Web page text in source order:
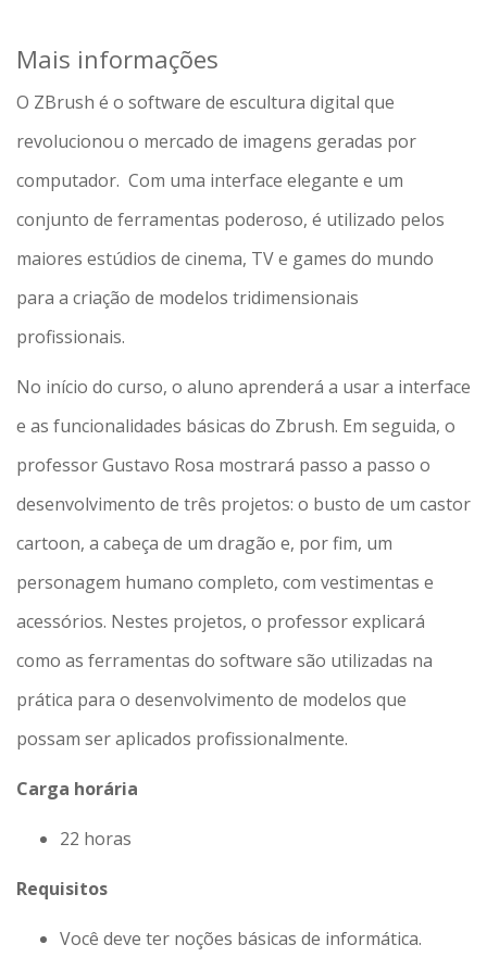
Mais informações
O ZBrush é o software de escultura digital que
revolucionou o mercado de imagens geradas por
computador. Com uma interface elegante e um
conjunto de ferramentas poderoso, é utilizado pelos
maiores estúdios de cinema, TV e games do mundo
para a criação de modelos tridimensionais
profissionais.
No início do curso, o aluno aprenderá a usar a interface
e as funcionalidades básicas do Zbrush. Em seguida, o
professor Gustavo Rosa mostrará passo a passo o
desenvolvimento de três projetos: o busto de um castor
cartoon, a cabeça de um dragão e, por fim, um
personagem humano completo, com vestimentas e
acessórios. Nestes projetos, o professor explicará
como as ferramentas do software são utilizadas na
prática para o desenvolvimento de modelos que
possam ser aplicados profissionalmente.
Carga horária
22 horas
Requisitos
Você deve ter noções básicas de informática.